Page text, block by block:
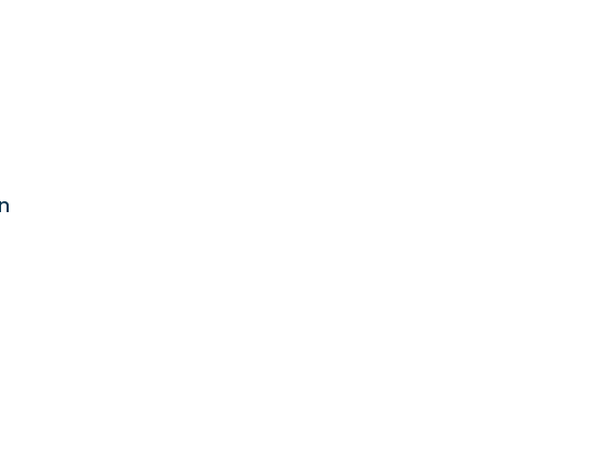
KB-Analysen!